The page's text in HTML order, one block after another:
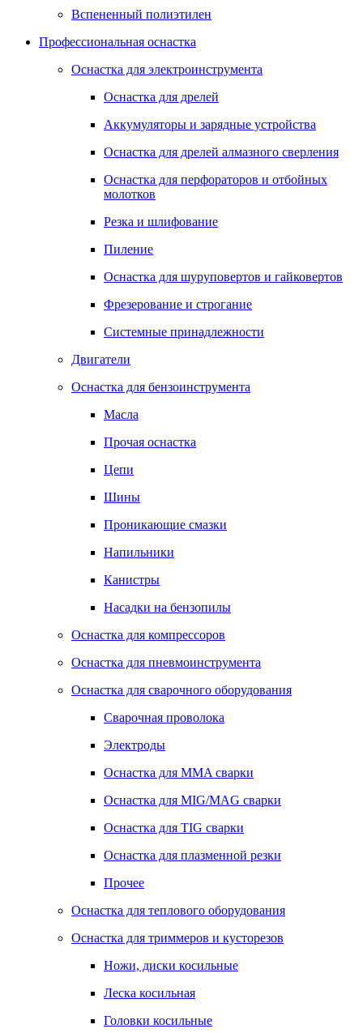
Вспененный полиэтилен
Профессиональная оснастка
Оснастка для электроинструмента
Оснастка для дрелей
Аккумуляторы и зарядные устройства
Оснастка для дрелей алмазного сверления
Оснастка для перфораторов и отбойных
молотков
Резка и шлифование
Пиление
Оснастка для шуруповертов и гайковертов
Фрезерование и строгание
Системные принадлежности
Двигатели
Оснастка для бензоинструмента
Масла
Прочая оснастка
Цепи
Шины
Проникающие смазки
Напильники
Канистры
Насадки на бензопилы
Оснастка для компрессоров
Оснастка для пневмоинструмента
Оснастка для сварочного оборудования
Сварочная проволока
Электроды
Оснастка для MMA сварки
Оснастка для MIG/MAG сварки
Оснастка для TIG сварки
Оснастка для плазменной резки
Прочее
Оснастка для теплового оборудования
Оснастка для триммеров и кусторезов
Ножи, диски косильные
Леска косильная
Головки косильные